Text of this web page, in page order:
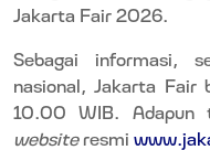
Jakarta Fair 2026.
Sebagai informasi,
nasional, Jakarta Fair
10.00 WIB. Adapun
websiteresmi